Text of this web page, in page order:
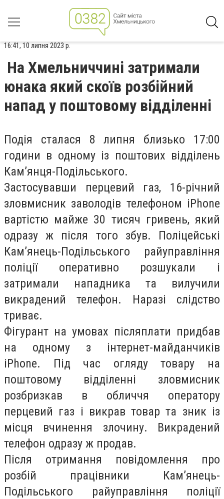
16:41, 10 липня 2023 р.
На Хмельниччині затримали
юнака який скоїв розбійний
напад у поштовому відділенні
Подія сталася 8 липня близько 17:00
години в одному із поштових відділень
Кам’янця-Подільського.
Застосувавши перцевий газ, 16-річний
зловмисник заволодів телефоном iPhone
вартістю майже 30 тисяч гривень, який
одразу ж після того збув. Поліцейські
Кам’янець-Подільського райуправління
поліції оперативно розшукали і
затримали нападника та вилучили
викрадений телефон. Наразі слідство
триває.
Фігурант на умовах післяплати придбав
на одному з інтернет-майданчиків
iPhone. Під час огляду товару на
поштовому відділенні зловмисник
розбризкав в обличчя оператору
перцевий газ і викрав товар та зник із
місця вчинення злочину. Викрадений
телефон одразу ж продав.
Після отримання повідомлення про
розбій працівники Кам’янець-
Подільського райуправління поліції